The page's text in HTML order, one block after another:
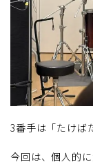
3番手は「たけば
今回は、個人的